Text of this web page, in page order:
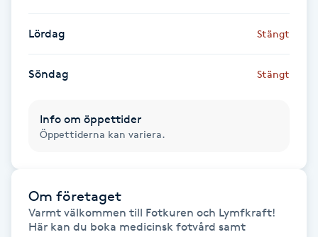
Funktionsanalys
Färgning
Föning
Lördag Stängt
Söndag Stängt
Info om öppettider
Öppettiderna kan variera.
Om företaget
Varmt välkommen till Fotkuren och Lymfkraft!
Här kan du boka medicinsk fotvård samt